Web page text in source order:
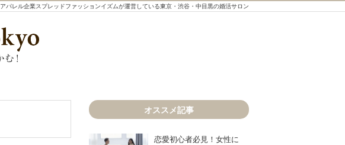
アパレル企業スプレッドファッションイズムが運営している東京・渋谷・中目黒の婚活サロン
オススメ記事
恋愛初心者必見！女性に